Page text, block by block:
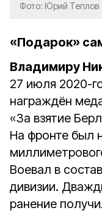
Фото: Юрий Теплов
«Подарок»
Владимиру
27 июля 2020-
награждён
«За взятие
На фронте был
Воевал в
дивизии.
ранение